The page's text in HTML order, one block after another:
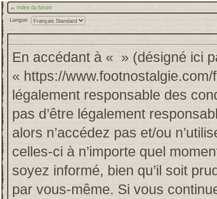
Index du forum
Langue:
En accédant à « » (désigné ici
« https://
légalement responsable des
pas d’être légalement
alors n’accédez pas et/ou
celles-ci à n’importe quel
soyez informé, bien qu’il soit
par vous-même. Si vous